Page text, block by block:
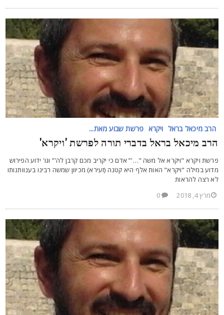
הרב מיכאל בראל ויקרא פרשת שבוע מאת...
מיכאל בראל בדברי תורה לפרשת 'ויקרא'
ויקרא "ויקרא אל משה "…'” אדם כי יקריב מכם קרבן לה'” וגו' ידוע הפירוש
במילה "ויקרא" האות אלף היא קטנה (זעירא) מכיוון שמשה רבינו בענוותנותו
רצה להראות
מרץ 4, 2018
0